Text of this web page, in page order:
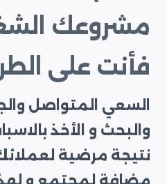
مشروعك
فأنت على
السعي المتواصل
والبحث و الأخذ
نتيجة مرضية
مضافة لمجتمع و